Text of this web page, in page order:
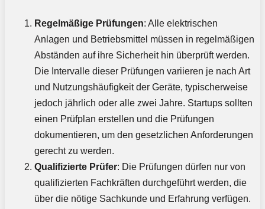
Regelmäßige Prüfungen: Alle elektrischen
Anlagen und Betriebsmittel müssen in regelmäßigen
Abständen auf ihre Sicherheit hin überprüft werden.
Die Intervalle dieser Prüfungen variieren je nach Art
und Nutzungshäufigkeit der Geräte, typischerweise
jedoch jährlich oder alle zwei Jahre. Startups sollten
einen Prüfplan erstellen und die Prüfungen
dokumentieren, um den gesetzlichen Anforderungen
gerecht zu werden.
Qualifizierte Prüfer: Die Prüfungen dürfen nur von
qualifizierten Fachkräften durchgeführt werden, die
über die nötige Sachkunde und Erfahrung verfügen.